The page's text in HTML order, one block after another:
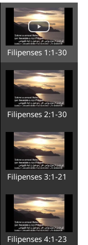
Filipenses 1:1-30
Filipenses 2:1-30
Filipenses 3:1-21
Filipenses 4:1-23